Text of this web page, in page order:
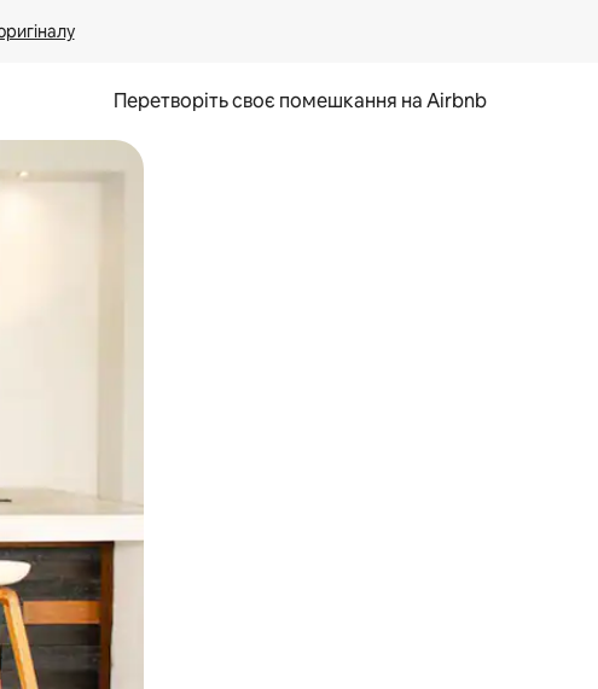
Перетворіть своє помешкання на Airbnb
жести дотику та гортання.